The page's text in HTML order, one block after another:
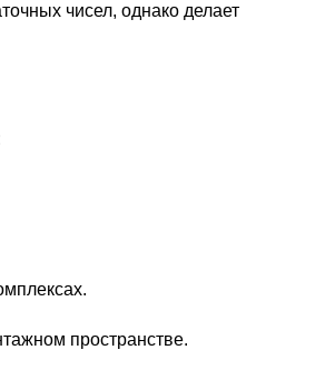
чисел, однако делает
пространстве.